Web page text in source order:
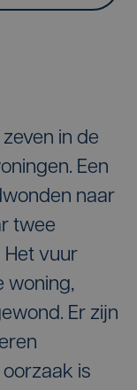
in de
Een
naar
twee
Het vuur
woning,
Er zijn
is